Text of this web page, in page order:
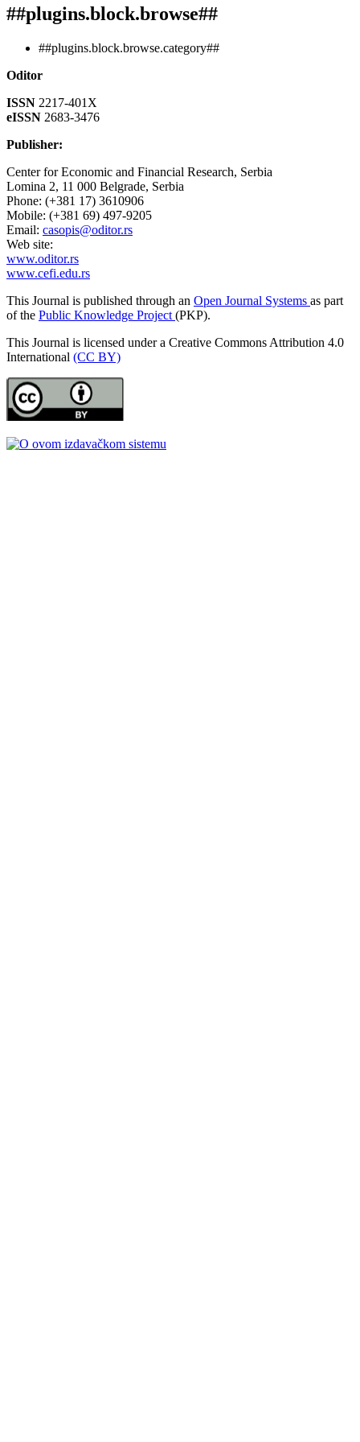
##plugins.block.browse##
##plugins.block.browse.category##
Oditor
ISSN 2217-401X
eISSN 2683-3476
Publisher:
Center for Economic and Financial Research, Serbia
Lomina 2, 11 000 Belgrade, Serbia
Phone: (+381 17) 3610906
Mobile: (+381 69) 497-9205
Email: casopis@oditor.rs
Web site:
www.oditor.rs
www.cefi.edu.rs
This Journal is published through an Open Journal Systems as part
of the Public Knowledge Project (PKP).
This Journal is licensed under a Creative Commons Attribution 4.0
International (CC BY)